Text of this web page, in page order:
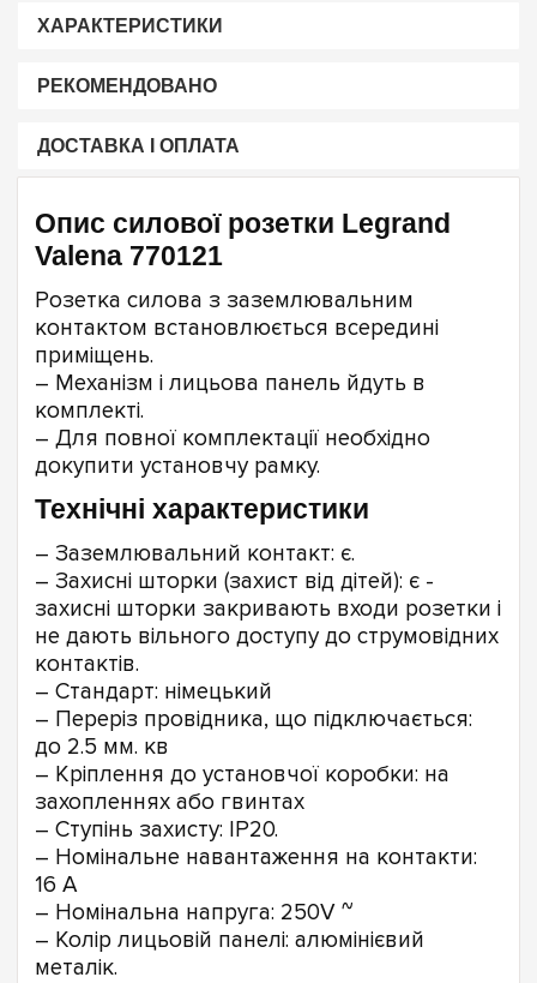
ХАРАКТЕРИСТИКИ
РЕКОМЕНДОВАНО
ДОСТАВКА І ОПЛАТА
Опис силової розетки Legrand
Valena 770121
Розетка силова з заземлювальним
контактом встановлюється всередині
приміщень.
– Механізм і лицьова панель йдуть в
комплекті.
– Для повної комплектації необхідно
докупити установчу рамку.
Технічні характеристики
– Заземлювальний контакт: є.
– Захисні шторки (захист від дітей): є -
захисні шторки закривають входи розетки і
не дають вільного доступу до струмовідних
контактів.
– Стандарт: німецький
– Переріз провідника, що підключається:
до 2.5 мм. кв
– Кріплення до установчої коробки: на
захопленнях або гвинтах
– Ступінь захисту: IP20.
– Номінальне навантаження на контакти:
16 А
– Номінальна напруга: 250V ~
– Колір лицьовій панелі: алюмінієвий
металік.